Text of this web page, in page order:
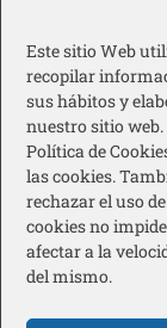
Este sitio Web
recopilar
sus hábitos y
nuestro sitio
Política de
las cookies.
rechazar el uso
cookies no
afectar a la
del mismo.